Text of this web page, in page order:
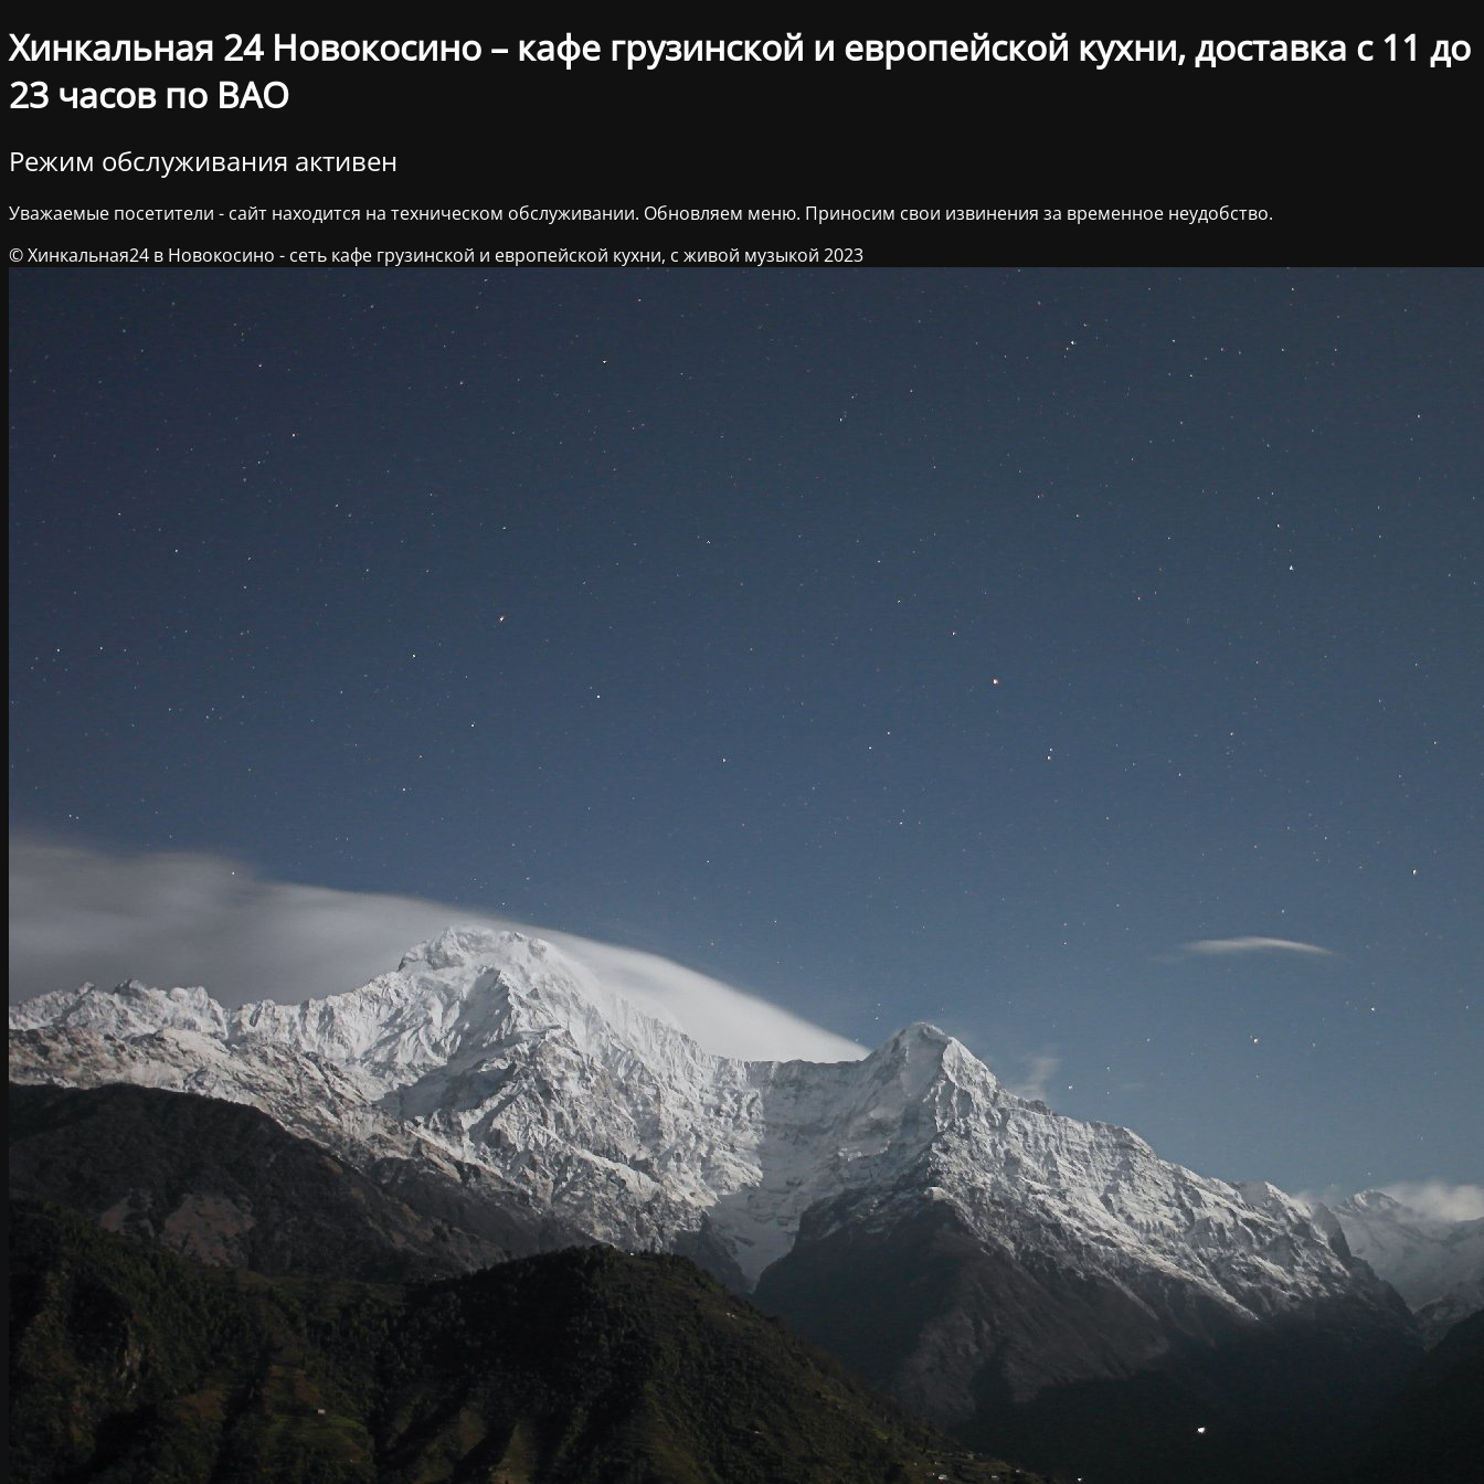
Хинкальная 24 Новокосино – кафе грузинской и европейской кухни, доставка с 11 до
23 часов по ВАО
Режим обслуживания активен
Уважаемые посетители - сайт находится на техническом обслуживании. Обновляем меню. Приносим свои извинения за временное неудобство.
© Хинкальная24 в Новокосино - сеть кафе грузинской и европейской кухни, с живой музыкой 2023